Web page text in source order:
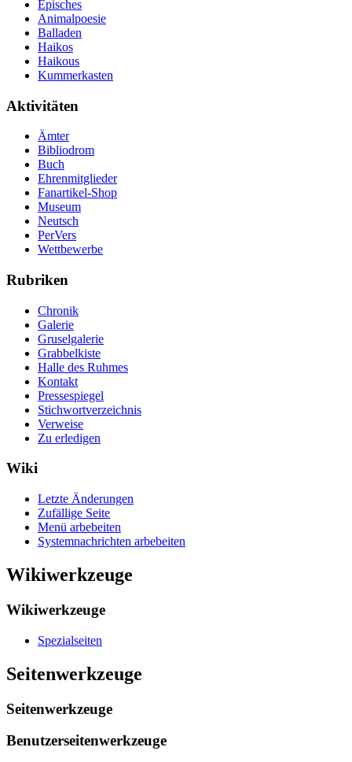
Episches
Animalpoesie
Balladen
Haikos
Haikous
Kummerkasten
Aktivitäten
Ämter
Bibliodrom
Buch
Ehrenmitglieder
Fanartikel-Shop
Museum
Neutsch
PerVers
Wettbewerbe
Rubriken
Chronik
Galerie
Gruselgalerie
Grabbelkiste
Halle des Ruhmes
Kontakt
Pressespiegel
Stichwortverzeichnis
Verweise
Zu erledigen
Wiki
Letzte Änderungen
Zufällige Seite
Menü arbebeiten
Systemnachrichten arbebeiten
Wikiwerkzeuge
Wikiwerkzeuge
Spezialseiten
Seitenwerkzeuge
Seitenwerkzeuge
Benutzerseitenwerkzeuge